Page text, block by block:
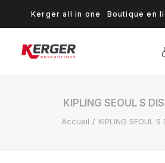
Kerger all in one Boutique en
KIPLING SEOUL S
Accueil KIPLING SEOUL S